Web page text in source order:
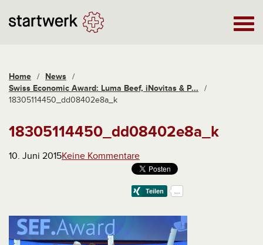
Home / News /
Swiss Economic Award: Luma Beef, iNovitas & P...
/
18305114450_dd08402e8a_k
18305114450_dd08402e8a_k
10. Juni 2015Keine Kommentare